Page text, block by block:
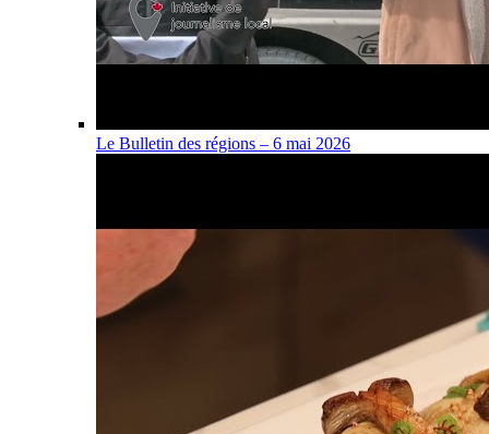
Le Bulletin des régions – 6 mai 2026